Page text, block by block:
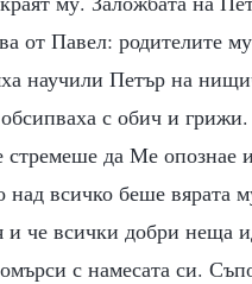
от Павел: родителите
научили Петър на
с обич и
стремеше да Ме опознае
над всичко беше вярата
че всички добри неща
с намесата си.